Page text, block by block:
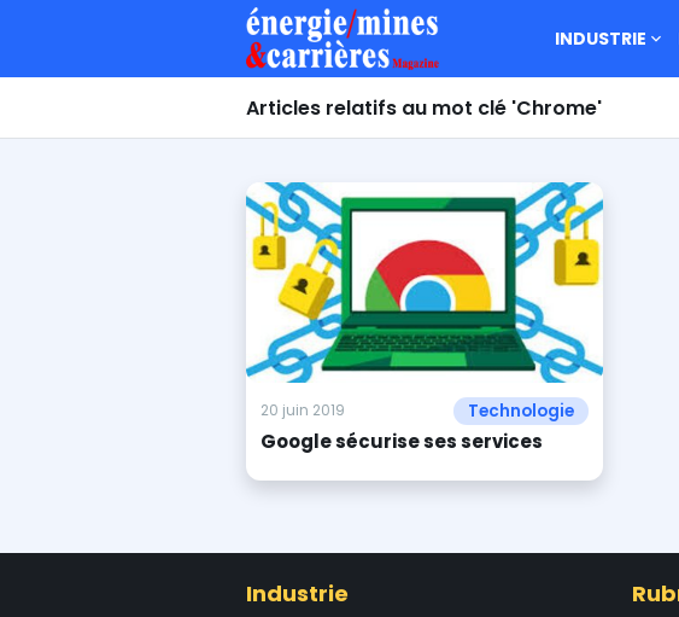
INDUSTRIE
Articles relatifs au mot clé 'Chrome'
20 juin 2019 Technologie
Google sécurise ses services
Industrie